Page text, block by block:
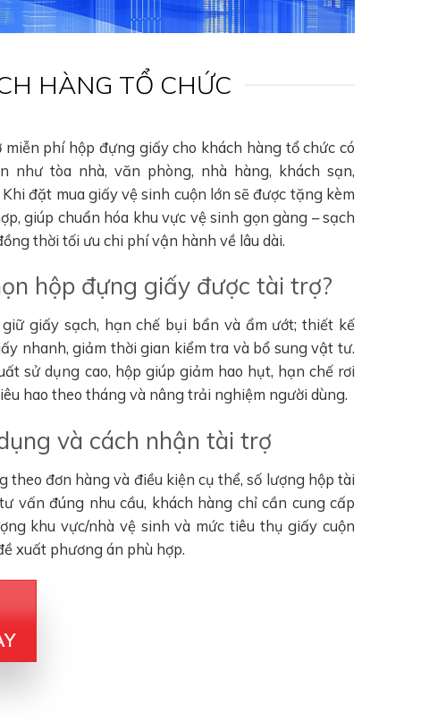
HÀNG TỔ CHỨC
miễn phí hộp đựng giấy cho khách hàng tổ chức có
như tòa nhà, văn phòng, nhà hàng, khách sạn,
đặt mua giấy vệ sinh cuộn lớn sẽ được tặng kèm
giúp chuẩn hóa khu vực vệ sinh gọn gàng – sạch
thời tối ưu chi phí vận hành về lâu dài.
hộp đựng giấy được tài trợ?
giấy sạch, hạn chế bụi bẩn và ẩm ướt; thiết kế
nhanh, giảm thời gian kiểm tra và bổ sung vật tư.
sử dụng cao, hộp giúp giảm hao hụt, hạn chế rơi
hao theo tháng và nâng trải nghiệm người dùng.
và cách nhận tài trợ
theo đơn hàng và điều kiện cụ thể, số lượng hộp tài
vấn đúng nhu cầu, khách hàng chỉ cần cung cấp
khu vực/nhà vệ sinh và mức tiêu thụ giấy cuộn
xuất phương án phù hợp.